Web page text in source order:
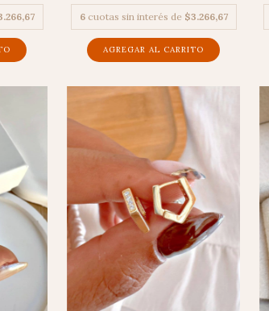
6 cuotas sin interés de $3.266,67